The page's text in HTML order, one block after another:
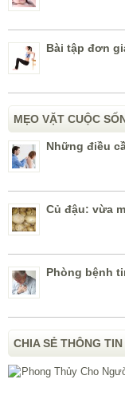
Bài tập đơn
MẸO VẶT CUỘC
Những điều
Củ đậu: vừa
Phòng bệnh
CHIA SẺ THÔNG TIN